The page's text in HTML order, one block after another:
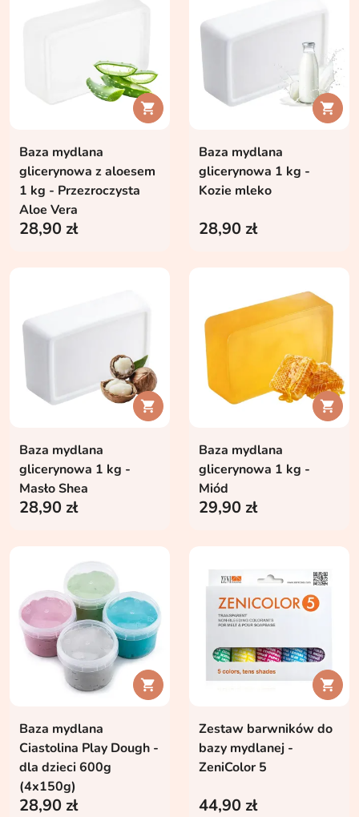

Baza mydlana
glicerynowa z aloesem
1 kg - Przezroczysta
Aloe Vera
28,90 zł

Baza mydlana
glicerynowa 1 kg -
Kozie mleko
28,90 zł

Baza mydlana
glicerynowa 1 kg -
Masło Shea
28,90 zł

Baza mydlana
glicerynowa 1 kg -
Miód
29,90 zł

Baza mydlana
Ciastolina Play Dough -
dla dzieci 600g
(4x150g)
28,90 zł

Zestaw barwników do
bazy mydlanej -
ZeniColor 5
44,90 zł